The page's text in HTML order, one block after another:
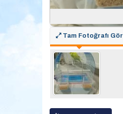
Tam Fotoğrafı Gör